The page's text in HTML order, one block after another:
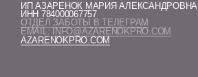
ИП АЗАРЕНОК МАРИЯ АЛЕКСАНДРОВНА
ИНН 784000067757
ОТДЕЛ ЗАБОТЫ В ТЕЛЕГРАМ
EMAIL:
INFO@AZARENOKPRO.COM
AZARENOKPRO.COM